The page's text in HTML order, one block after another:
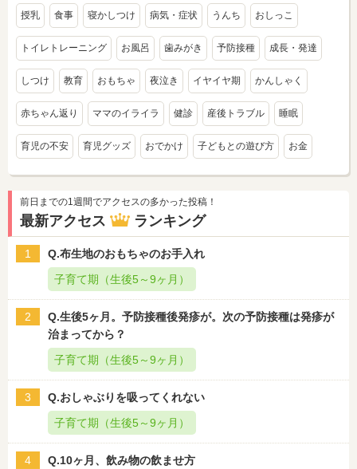
授乳 食事 寝かしつけ 病気・症状 うんち おしっこ
トイレトレーニング お風呂 歯みがき 予防接種 成長・発達
しつけ 教育 おもちゃ 夜泣き イヤイヤ期 かんしゃく
赤ちゃん返り ママのイライラ 健診 産後トラブル 睡眠
育児の不安 育児グッズ おでかけ 子どもとの遊び方 お金
前日までの1週間でアクセスの多かった投稿！
最新アクセス ランキング
1
Q.布生地のおもちゃのお手入れ
子育て期（生後5～9ヶ月）
2
Q.生後5ヶ月。予防接種後発疹が。次の予防接種は発疹が
治まってから？
子育て期（生後5～9ヶ月）
3
Q.おしゃぶりを吸ってくれない
子育て期（生後5～9ヶ月）
4
Q.10ヶ月、飲み物の飲ませ方